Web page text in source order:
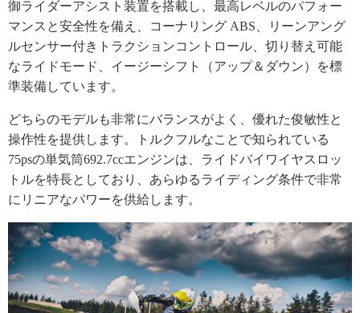
御ライダーアシスト装置を搭載し、最高レベルのパフォー
マンスと安全性を備え、コーナリング ABS、リーンアング
ルセンサー付きトラクションコントロール、切り替え可能
なライドモード、イージーシフト（アップ＆ダウン）を標
準装備しています。
どちらのモデルも非常にバランスがよく、優れた俊敏性と
操作性を提供します。トルクフルなことで知られている
75psの単気筒692.7ccエンジンは、ライドバイワイヤスロッ
トルを特長としており、あらゆるライディング条件で非常
にリニアなパワーを供給します。